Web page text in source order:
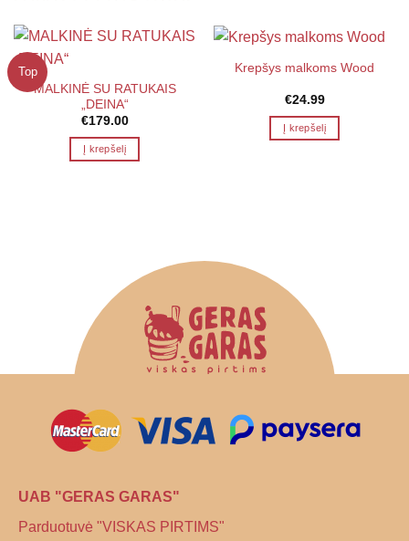
Top
MALKINĖ SU RATUKAIS
„DEINA“
€179.00
Į krepšelį
Krepšys malkoms Wood
€24.99
Į krepšelį
UAB "GERAS GARAS"
Parduotuvė "VISKAS PIRTIMS"